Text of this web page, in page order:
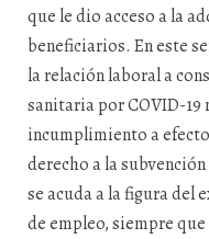
que le dio acceso a la
beneficiarios. En este
la relación laboral a
sanitaria por COVID-
incumplimiento a
derecho a la
se acuda a la figura del
de empleo, siempre